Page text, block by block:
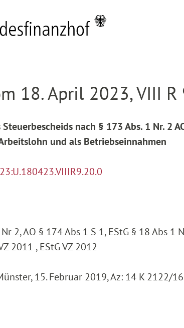
18. April 2023, VIII
nach § 173 Abs. 1 Nr. 2
und als Betriebseinnahmen
2, AO § 174 Abs 1 S 1, EStG § 18 Abs 1
2011 , EStG VZ 2012
15. Februar 2019, Az: 14 K 2122/